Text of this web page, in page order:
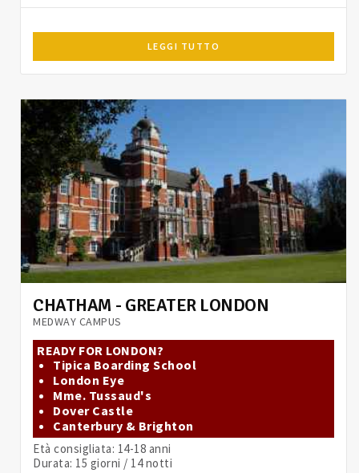
LEGGI TUTTO
CHATHAM - GREATER LONDON
MEDWAY CAMPUS
READY FOR LONDON?
Tipica Boarding School
London Eye
Mme. Tussaud's
Dover Castle
Canterbury & Brighton
Età consigliata: 14-18 anni
Durata: 15 giorni / 14 notti